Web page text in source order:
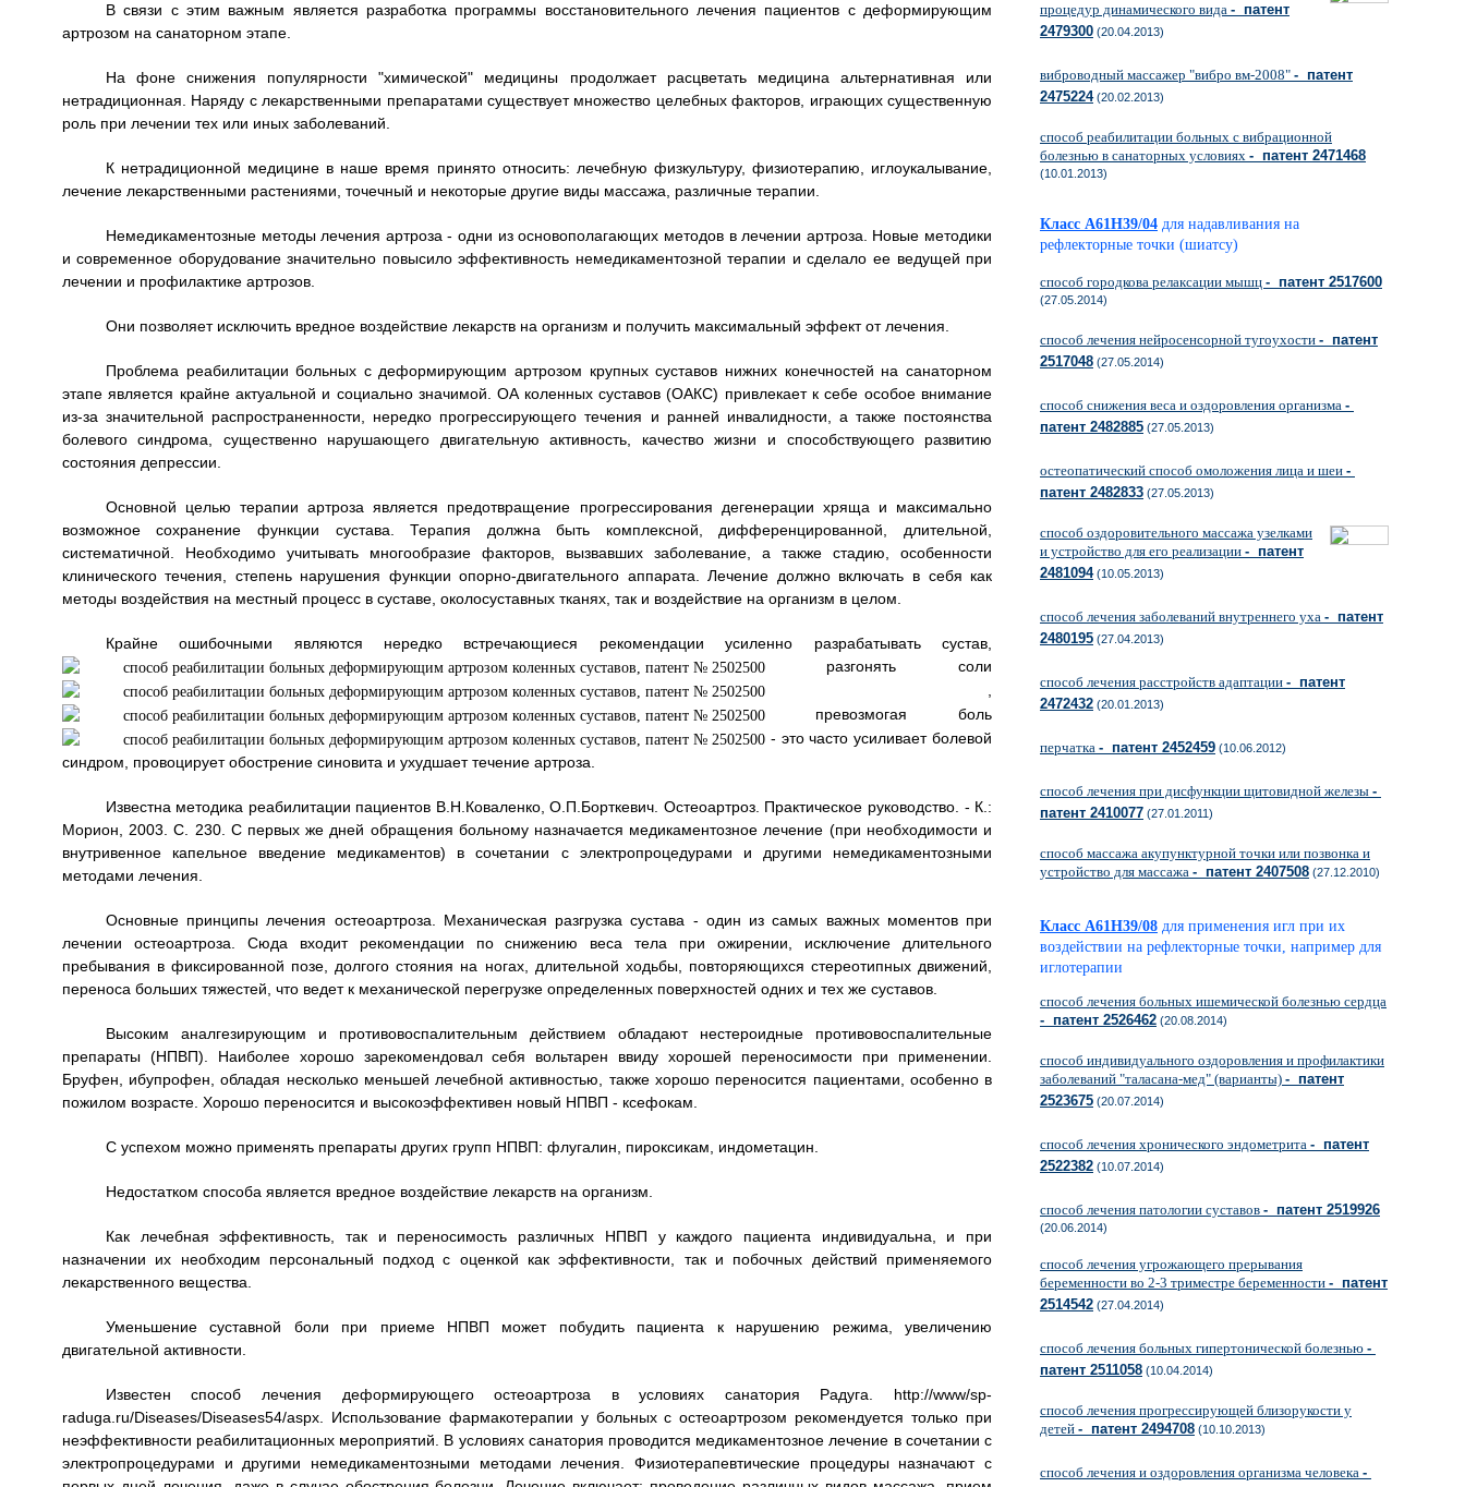
В связи с этим важным является разработка программы восстановительного лечения пациентов с деформирующим
артрозом на санаторном этапе.
На фоне снижения популярности "химической" медицины продолжает расцветать медицина альтернативная или
нетрадиционная. Наряду с лекарственными препаратами существует множество целебных факторов, играющих существенную
роль при лечении тех или иных заболеваний.
К нетрадиционной медицине в наше время принято относить: лечебную физкультуру, физиотерапию, иглоукалывание,
лечение лекарственными растениями, точечный и некоторые другие виды массажа, различные терапии.
Немедикаментозные методы лечения артроза - одни из основополагающих методов в лечении артроза. Новые методики
и современное оборудование значительно повысило эффективность немедикаментозной терапии и сделало ее ведущей при
лечении и профилактике артрозов.
Они позволяет исключить вредное воздействие лекарств на организм и получить максимальный эффект от лечения.
Проблема реабилитации больных с деформирующим артрозом крупных суставов нижних конечностей на санаторном
этапе является крайне актуальной и социально значимой. OA коленных суставов (ОАКС) привлекает к себе особое внимание
из-за значительной распространенности, нередко прогрессирующего течения и ранней инвалидности, а также постоянства
болевого синдрома, существенно нарушающего двигательную активность, качество жизни и способствующего развитию
состояния депрессии.
Основной целью терапии артроза является предотвращение прогрессирования дегенерации хряща и максимально
возможное сохранение функции сустава. Терапия должна быть комплексной, дифференцированной, длительной,
систематичной. Необходимо учитывать многообразие факторов, вызвавших заболевание, а также стадию, особенности
клинического течения, степень нарушения функции опорно-двигательного аппарата. Лечение должно включать в себя как
методы воздействия на местный процесс в суставе, околосуставных тканях, так и воздействие на организм в целом.
Крайне ошибочными являются нередко встречающиеся рекомендации усиленно разрабатывать сустав,
разгонять соли
,
превозмогая боль
- это часто усиливает болевой
синдром, провоцирует обострение синовита и ухудшает течение артроза.
Известна методика реабилитации пациентов В.Н.Коваленко, О.П.Борткевич. Остеоартроз. Практическое руководство. - К.:
Морион, 2003. С. 230. С первых же дней обращения больному назначается медикаментозное лечение (при необходимости и
внутривенное капельное введение медикаментов) в сочетании с электропроцедурами и другими немедикаментозными
методами лечения.
Основные принципы лечения остеоартроза. Механическая разгрузка сустава - один из самых важных моментов при
лечении остеоартроза. Сюда входит рекомендации по снижению веса тела при ожирении, исключение длительного
пребывания в фиксированной позе, долгого стояния на ногах, длительной ходьбы, повторяющихся стереотипных движений,
переноса больших тяжестей, что ведет к механической перегрузке определенных поверхностей одних и тех же суставов.
Высоким аналгезирующим и противовоспалительным действием обладают нестероидные противовоспалительные
препараты (НПВП). Наиболее хорошо зарекомендовал себя вольтарен ввиду хорошей переносимости при применении.
Бруфен, ибупрофен, обладая несколько меньшей лечебной активностью, также хорошо переносится пациентами, особенно в
пожилом возрасте. Хорошо переносится и высокоэффективен новый НПВП - ксефокам.
С успехом можно применять препараты других групп НПВП: флугалин, пироксикам, индометацин.
Недостатком способа является вредное воздействие лекарств на организм.
Как лечебная эффективность, так и переносимость различных НПВП у каждого пациента индивидуальна, и при
назначении их необходим персональный подход с оценкой как эффективности, так и побочных действий применяемого
лекарственного вещества.
Уменьшение суставной боли при приеме НПВП может побудить пациента к нарушению режима, увеличению
двигательной активности.
Известен способ лечения деформирующего остеоартроза в условиях санатория Радуга. http://www/sp-
raduga.ru/Diseases/Diseases54/aspx. Использование фармакотерапии у больных с остеоартрозом рекомендуется только при
неэффективности реабилитационных мероприятий. В условиях санатория проводится медикаментозное лечение в сочетании с
электропроцедурами и другими немедикаментозными методами лечения. Физиотерапевтические процедуры назначают с
процедур динамического вида - патент
2479300 (20.04.2013)
виброводный массажер "вибро вм-2008" - патент
2475224(20.02.2013)
способ реабилитации больных с вибрационной
болезнью в санаторных условиях - патент 2471468
(10.01.2013)
Класс A61H39/04 для надавливания на
рефлекторные точки (шиатсу)
способ городкова релаксации мышц - патент 2517600
(27.05.2014)
способ лечения нейросенсорной тугоухости - патент
2517048 (27.05.2014)
способ снижения веса и оздоровления организма -
патент 2482885 (27.05.2013)
остеопатический способ омоложения лица и шеи -
патент 2482833 (27.05.2013)
способ оздоровительного массажа узелками
и устройство для его реализации - патент
2481094(10.05.2013)
способ лечения заболеваний внутреннего уха - патент
2480195 (27.04.2013)
способ лечения расстройств адаптации - патент
2472432 (20.01.2013)
перчатка - патент 2452459 (10.06.2012)
способ лечения при дисфункции щитовидной железы -
патент 2410077 (27.01.2011)
способ массажа акупунктурной точки или позвонка и
устройство для массажа - патент 2407508 (27.12.2010)
Класс A61H39/08 для применения игл при их
воздействии на рефлекторные точки, например для
иглотерапии
способ лечения больных ишемической болезнью сердца
- патент 2526462 (20.08.2014)
способ индивидуального оздоровления и профилактики
заболеваний "таласана-мед" (варианты) - патент
2523675 (20.07.2014)
способ лечения хронического эндометрита - патент
2522382 (10.07.2014)
способ лечения патологии суставов - патент 2519926
(20.06.2014)
способ лечения угрожающего прерывания
беременности во 2-3 триместре беременности - патент
2514542 (27.04.2014)
способ лечения больных гипертонической болезнью -
патент 2511058 (10.04.2014)
способ лечения прогрессирующей близорукости у
детей - патент 2494708 (10.10.2013)
способ лечения и оздоровления организма человека -